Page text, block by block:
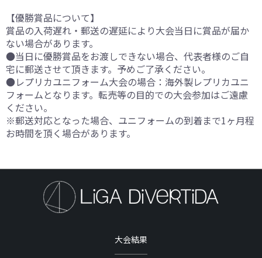
【優勝賞品について】
賞品の入荷遅れ・郵送の遅延により大会当日に賞品が届か
ない場合があります。
●当日に優勝賞品をお渡しできない場合、代表者様のご自
宅に郵送させて頂きます。予めご了承ください。
●レプリカユニフォーム大会の場合：海外製レプリカユニ
フォームとなります。転売等の目的での大会参加はご遠慮
ください。
※郵送対応となった場合、ユニフォームの到着まで1ヶ月程
お時間を頂く場合があります。
大会結果